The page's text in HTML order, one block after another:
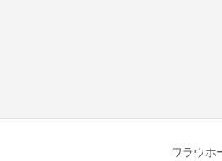
ワラウホ